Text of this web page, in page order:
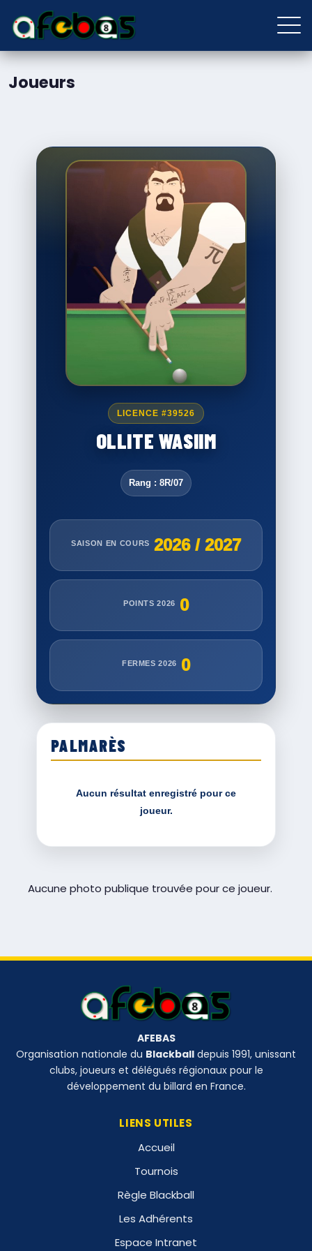
Joueurs
LICENCE #39526
OLLITE WASIIM
Rang : 8R/07
SAISON EN COURS 2026 / 2027
POINTS 2026 0
FERMES 2026 0
PALMARÈS
Aucun résultat enregistré pour ce
joueur.
Aucune photo publique trouvée pour ce joueur.
AFEBAS
Organisation nationale du Blackball depuis 1991, unissant
clubs, joueurs et délégués régionaux pour le
développement du billard en France.
LIENS UTILES
Accueil
Tournois
Règle Blackball
Les Adhérents
Espace Intranet